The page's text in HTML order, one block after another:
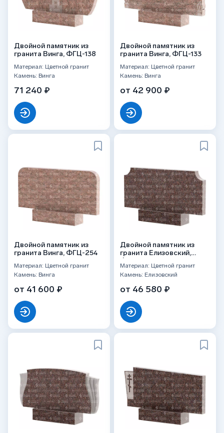
Двойной памятник из
гранита Винга, ФГЦ-138
Материал: Цветной гранит
Камень: Винга
71 240 ₽
Двойной памятник из
гранита Винга, ФГЦ-133
Материал: Цветной гранит
Камень: Винга
от 42 900 ₽
Двойной памятник из
гранита Винга, ФГЦ-254
Материал: Цветной гранит
Камень: Винга
от 41 600 ₽
Двойной памятник из
гранита Елизовский,
ФГЦ-253
Материал: Цветной гранит
Камень: Елизовский
от 46 580 ₽